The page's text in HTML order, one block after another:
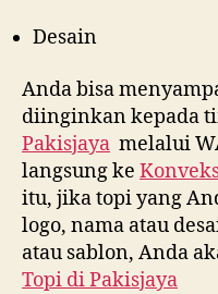
Desain
Anda bisa
diinginkan kepada
Pakisjaya melalui
langsung ke
itu, jika topi yang
logo, nama atau
atau sablon, Anda
Topi diPakisjaya